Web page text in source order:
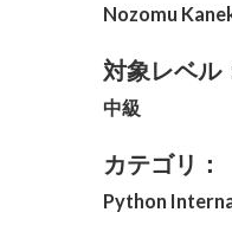
Nozomu
対象レベル
中級
カテゴリ：
Python